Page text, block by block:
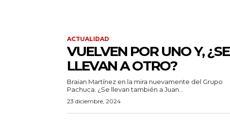
ACTUALIDAD
VUELVEN POR UNO Y, ¿SE
LLEVAN A OTRO?
Braian Martínez en la mira nuevamente del Grupo
Pachuca. ¿Se llevan también a Juan...
23 diciembre, 2024